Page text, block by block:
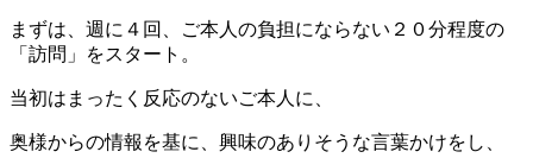
まずは、週に４回、ご本人の負担にならない２０分程度の
「訪問」をスタート。
当初はまったく反応のないご本人に、
奥様からの情報を基に、興味のありそうな言葉かけをし、